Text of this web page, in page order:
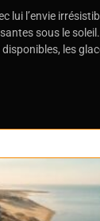
lui l’envie
sous le
les